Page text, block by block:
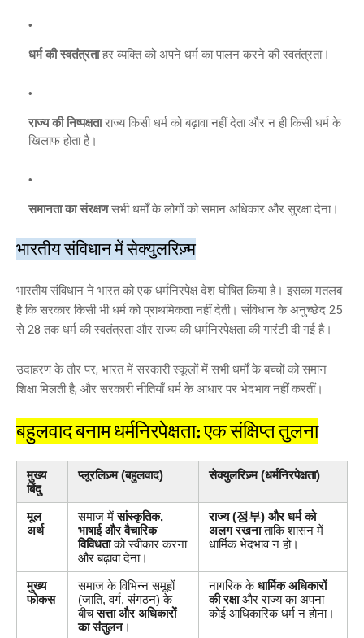
धर्म की स्वतंत्रताहर व्यक्ति को अपने धर्म का पालन करने की स्वतंत्रता।
राज्य की निष्पक्षताराज्य किसी धर्म को बढ़ावा नहीं देता और न ही किसी धर्म के
खिलाफ होता है।
समानता का संरक्षणसभी धर्मों के लोगों को समान अधिकार और सुरक्षा देना।
भारतीय संविधान में सेक्युलरिज़्म
भारतीय संविधान ने भारत को एक धर्मनिरपेक्ष देश घोषित किया है। इसका मतलब
है कि सरकार किसी भी धर्म को प्राथमिकता नहीं देती। संविधान के अनुच्छेद 25
से 28 तक धर्म की स्वतंत्रता और राज्य की धर्मनिरपेक्षता की गारंटी दी गई है।
उदाहरण के तौर पर, भारत में सरकारी स्कूलों में सभी धर्मों के बच्चों को समान
शिक्षा मिलती है, और सरकारी नीतियाँ धर्म के आधार पर भेदभाव नहीं करतीं।
बहुलवाद बनाम धर्मनिरपेक्षता: एक संक्षिप्त तुलना
मुख्य
बिंदु
प्लूरलिज़्म (बहुलवाद) सेक्युलरिज़्म (धर्मनिरपेक्षता)
मूल
अर्थ
समाज मेंसांस्कृतिक,
भाषाई और वैचारिक
विविधताको स्वीकार करना
और बढ़ावा देना।
राज्य (정부) और धर्म को
अलग रखनाताकि शासन में
धार्मिक भेदभाव न हो।
मुख्य
फोकस
समाज के विभिन्न समूहों
(जाति, वर्ग, संगठन) के
बीचसत्ता और अधिकारों
का संतुलन।
नागरिक केधार्मिक अधिकारों
की रक्षाऔर राज्य का अपना
कोई आधिकारिक धर्म न होना।